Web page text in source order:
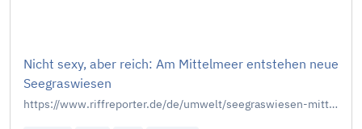
Nicht sexy, aber reich: Am Mittelmeer entstehen neue
Seegraswiesen
https://www.riffreporter.de/de/umwelt/seegraswiesen-mittelmeer-naturschutz-renaturierung-klimaschutz-co2-po-delta-adria